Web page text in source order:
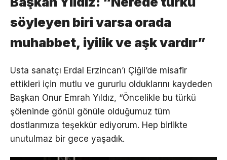
söyleyen biri varsa orada
muhabbet, iyilik ve aşk vardır”
Usta sanatçı Erdal Erzincan’ı Çiğli’de misafir
ettikleri için mutlu ve gururlu olduklarını kaydeden
Başkan Onur Emrah Yıldız, “Öncelikle bu türkü
şöleninde gönül gönüle olduğumuz tüm
dostlarımıza teşekkür ediyorum. Hep birlikte
unutulmaz bir gece yaşadık.